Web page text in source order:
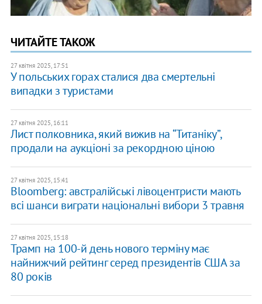
ЧИТАЙТЕ ТАКОЖ
27 квітня 2025, 17:51
У польських горах сталися два смертельні
випадки з туристами
27 квітня 2025, 16:11
Лист полковника, який вижив на “Титаніку”,
продали на аукціоні за рекордною ціною
27 квітня 2025, 15:41
Bloomberg: австралійські лівоцентристи мають
всі шанси виграти національні вибори 3 травня
27 квітня 2025, 15:18
Трамп на 100-й день нового терміну має
найнижчий рейтинг серед президентів США за
80 років